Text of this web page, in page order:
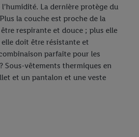
La dernière protège du
la couche est proche de la
respirante et douce ; plus elle
doit être résistante et
parfaite pour les
Sous-vêtements thermiques en
et un pantalon et une veste